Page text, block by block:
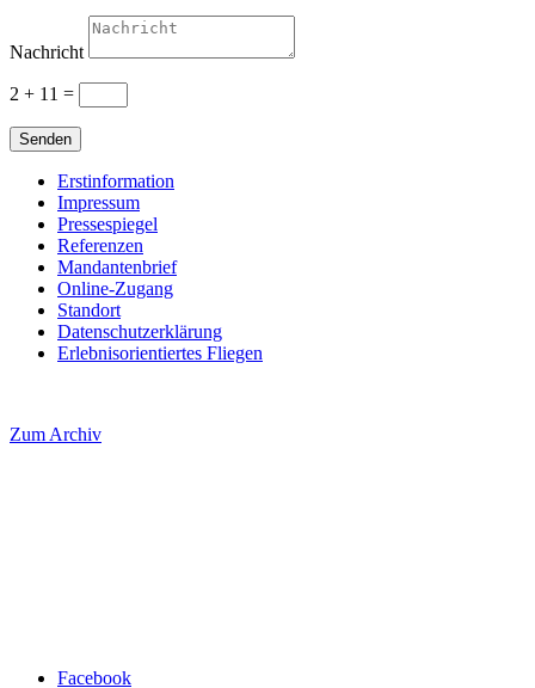
Nachricht
2 + 11 =
Senden
Erstinformation
Impressum
Pressespiegel
Referenzen
Mandantenbrief
Online-Zugang
Standort
Datenschutzerklärung
Erlebnisorientiertes Fliegen
Zum Archiv
Facebook